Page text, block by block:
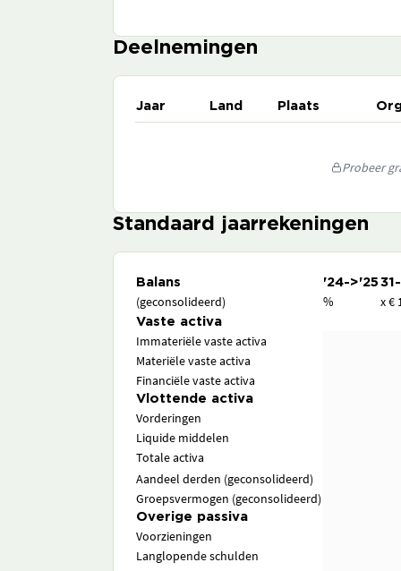
Deelnemingen
Jaar Land Plaats
Probeer
Standaard jaarrekeningen
Balans '24->'25
(geconsolideerd) % x €
Vaste activa
Immateriële vaste activa
Materiële vaste activa
Financiële vaste activa
Vlottende activa
Vorderingen
Liquide middelen
Totale activa
Aandeel derden (geconsolideerd)
Groepsvermogen (geconsolideerd)
Overige passiva
Voorzieningen
Langlopende schulden